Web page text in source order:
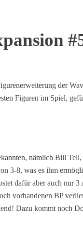
der
Figuren im Spiel,
nämlich Bill
3-8, was es ihm
dafür aber auch nur
vorhandenen BP
Dazu kommt noch